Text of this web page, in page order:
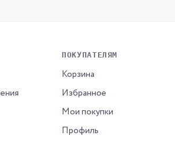
ПОКУПАТЕЛЯМ
Корзина
Избранное
Мои покупки
Профиль